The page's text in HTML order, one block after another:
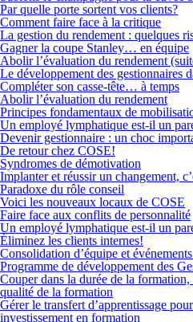
Par quelle porte sortent vos clients?
Comment faire face à la critique
La gestion du rendement : quelques
Gagner la coupe Stanley… en équipe
Abolir l’évaluation du rendement
Le développement des gestionnaires
Compléter son casse-tête… à temps
Abolir l’évaluation du rendement
Principes fondamentaux de
Un employé lymphatique est-il un
Devenir gestionnaire : un choc
De retour chez COSE!
Syndromes de démotivation
Implanter et réussir un changement,
Paradoxe du rôle conseil
Voici les nouveaux locaux de COSE
Faire face aux conflits de personnalité
Un employé lymphatique est-il un
Éliminez les clients internes!
Consolidation d’équipe et
Programme de développement des
Couper dans la durée de la formation,
qualité de la formation
Gérer le transfert d’apprentissage
investissement en formation